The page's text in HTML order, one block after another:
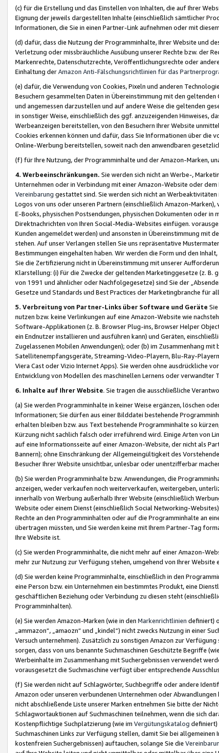
(c) für die Erstellung und das Einstellen von Inhalten, die auf Ihrer
Eignung der jeweils dargestellten Inhalte (einschließlich sämtlicher
Informationen, die Sie in einen Partner-Link aufnehmen oder mit
(d) dafür, dass die Nutzung der Programminhalte, Ihrer Website und
Verletzung oder missbräuchliche Ausübung unserer Rechte bzw. der
Markenrechte, Datenschutzrechte, Veröffentlichungsrechte oder
Einhaltung derAmazon Anti-Fälschungsrichtlinien für das
(e) dafür, die Verwendung von Cookies, Pixeln und anderen
Besuchern gesammelten Daten in Übereinstimmung mit den
und angemessen darzustellen und auf andere Weise die geltenden
in sonstiger Weise, einschließlich des ggf. anzuzeigenden Hinweises,
Werbeanzeigen bereitstellen, von den Besuchern Ihrer Website
Cookies erkennen können und dafür, dass Sie Informationen über die
Online-Werbung bereitstellen, soweit nach den anwendbaren
(f) für Ihre Nutzung, der Programminhalte und der Amazon-Marken,
4. Werbeeinschränkungen. Sie werden sich nicht an Werbe-,
Unternehmen oder in Verbindung mit einer Amazon-Website oder
Vereinbarung gestattet sind. Sie werden sich nicht an
Logos von uns oder unseren Partnern (einschließlich Amazon-
E-Books, physischen Postsendungen, physischen Dokumenten oder in
Direktnachrichten von Ihren Social-Media-Websites einfügen.
Kunden angemeldet werden) und ansonsten in Übereinstimmung mit
stehen. Auf unser Verlangen stellen Sie uns repräsentative
Bestimmungen eingehalten haben. Wir werden die Form und den
Sie die Zertifizierung nicht in Übereinstimmung mit unserer
Klarstellung: (i) Für die Zwecke der geltenden Marketinggesetze (z. B.
von 1991 und ähnlicher oder Nachfolgegesetze) sind Sie der
Gesetze und Standards und Best Practices der Marketingbranche für
5. Verbreitung von Partner-Links über Software und Geräte
nutzen bzw. keine Verlinkungen auf eine Amazon-Website wie
Software-Applikationen (z. B. Browser Plug-ins, Browser Helper
ein Endnutzer installieren und ausführen kann) und Geräten,
Zugelassenen Mobilen Anwendungen); oder (b) im Zusammenhang
Satellitenempfangsgeräte, Streaming-Video-Playern, Blu-Ray-
Viera Cast oder Vizio Internet Apps). Sie werden ohne ausdrückliche
Entwicklung von Modellen des maschinellen Lernens oder
6. Inhalte auf Ihrer Website. Sie tragen die ausschließliche
(a) Sie werden Programminhalte in keiner Weise ergänzen, löschen
Informationen; Sie dürfen aus einer Bilddatei bestehende
erhalten bleiben bzw. aus Text bestehende Programminhalte so
Kürzung nicht sachlich falsch oder irreführend wird. Einige Arten von
auf eine Informationsseite auf einer Amazon-Website, der nicht als
Bannern); ohne Einschränkung der Allgemeingültigkeit des
Besucher Ihrer Website unsichtbar, unlesbar oder unentzifferbar
(b) Sie werden Programminhalte bzw. Anwendungen, die
anzeigen, weder verkaufen noch weiterverkaufen, weitergeben,
innerhalb von Werbung außerhalb Ihrer Website (einschließlich
Website oder einem Dienst (einschließlich Social Networking-
Rechte an den Programminhalten oder auf die Programminhalte an
übertragen müssten, und Sie werden keine mit Ihrem Partner-Tag
Ihre Website ist.
(c) Sie werden Programminhalte, die nicht mehr auf einer Amazon-
mehr zur Nutzung zur Verfügung stehen, umgehend von Ihrer
(d) Sie werden keine Programminhalte, einschließlich in den
eine Person bzw. ein Unternehmen ein bestimmtes Produkt, eine
geschäftlichen Beziehung oder Verbindung zu diesen steht
Programminhalten).
(e) Sie werden Amazon-Marken (wie in den Markenrichtlinien definiert)
„ammazon“, „amaozn“ und „kindel“) nicht zwecks Nutzung in einer
Versuch unternehmen). Zusätzlich zu sonstigen Amazon zur
sorgen, dass von uns benannte Suchmaschinen Geschützte Begriffe
Werbeinhalte im Zusammenhang mit Suchergebnissen verwendet
vorausgesetzt die Suchmaschine verfügt über entsprechende
(f) Sie werden nicht auf Schlagwörter, Suchbegriffe oder andere
Amazon oder unseren verbundenen Unternehmen oder
nicht abschließende Liste unserer Marken entnehmen Sie bitte der
Schlagwortauktionen auf Suchmaschinen teilnehmen, wenn die sich
Kostenpflichtige Suchplatzierung (wie im Vergütungskatalog definiert)
Suchmaschinen Links zur Verfügung stellen, damit Sie bei
kostenfreien Suchergebnissen) auftauchen, solange Sie die